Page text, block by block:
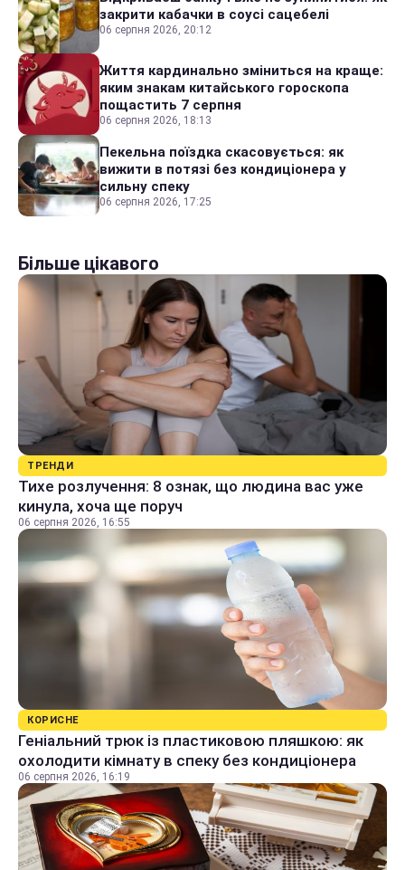
закрити кабачки в соусі сацебелі
06 серпня 2026, 20:12
Життя кардинально зміниться на краще:
яким знакам китайського гороскопа
пощастить 7 серпня
06 серпня 2026, 18:13
Пекельна поїздка скасовується: як
вижити в потязі без кондиціонера у
сильну спеку
06 серпня 2026, 17:25
Більше цікавого
ТРЕНДИ
Тихе розлучення: 8 ознак, що людина вас уже
кинула, хоча ще поруч
06 серпня 2026, 16:55
КОРИСНЕ
Геніальний трюк із пластиковою пляшкою: як
охолодити кімнату в спеку без кондиціонера
06 серпня 2026, 16:19